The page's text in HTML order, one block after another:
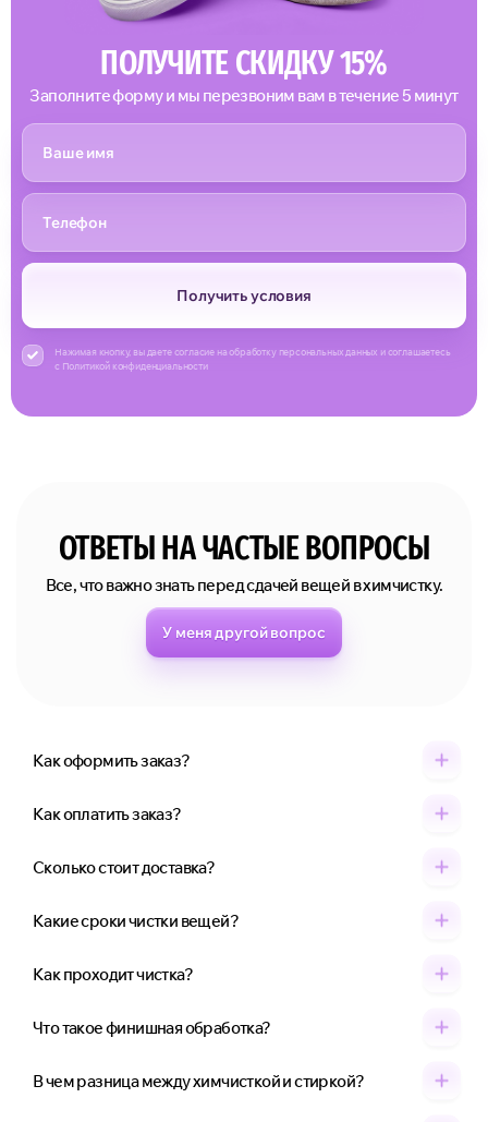
ПОЛУЧИТЕ СКИДКУ 15%
Заполните форму и мы перезвоним вам в течение 5 минут
Получить условия
Нажимая кнопку, вы даете согласие на обработку персональных данных и соглашаетесь
с Политикой конфиденциальности
ОТВЕТЫ НА ЧАСТЫЕ ВОПРОСЫ
Все, что важно знать перед сдачей вещей в химчистку.
У меня другой вопрос
Как оформить заказ?
Как оплатить заказ?
Сколько стоит доставка?
Какие сроки чистки вещей?
Как проходит чистка?
Что такое финишная обработка?
В чем разница между химчисткой и стиркой?